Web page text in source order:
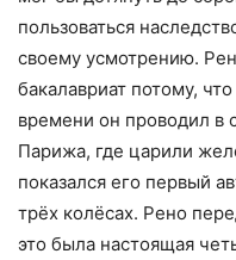
пользоваться
своему усмотрению.
бакалавриат потому,
времени он проводил в
Парижа, где царили
показался его первый
трёх колёсах. Рено
это была настоящая